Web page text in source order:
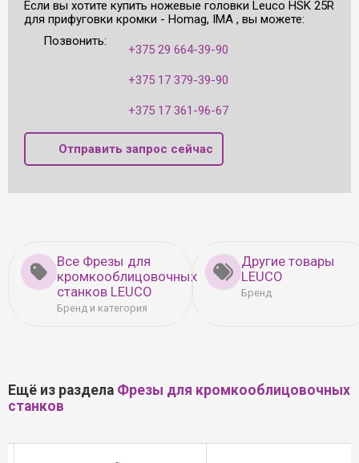
Если вы хотите купить ножевые головки Leuco HSK 25R
для прифуговки кромки - Homag, IMA , вы можете:
Позвонить:
+375 29 664-39-90
+375 17 379-39-90
+375 17 361-96-67
Отправить запрос сейчас
Все Фрезы для
кромкооблицовочных
станков LEUCO
Бренд и категория
Другие товары
LEUCO
Бренд
Ещё из раздела Фрезы для кромкооблицовочных
станков